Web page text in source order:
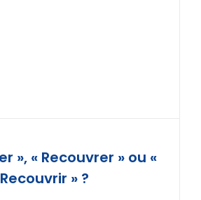
», « Recouvrer » ou «
Recouvrir » ?